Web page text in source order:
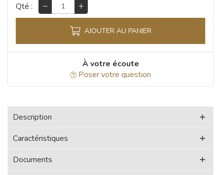
Qté :
AJOUTER AU PANIER
À votre écoute
Poser votre question
Description
Caractéristiques
Documents